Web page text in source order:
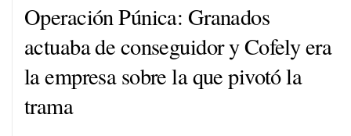
Operación Púnica: Granados
actuaba de conseguidor y Cofely era
la empresa sobre la que pivotó la
trama